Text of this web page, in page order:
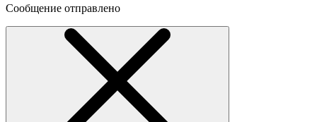
Сообщение отправлено